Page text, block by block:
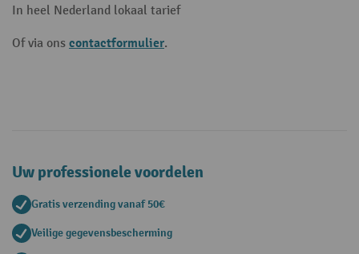
In heel Nederland lokaal tarief
Of via ons contactformulier.
Uw professionele voordelen
Gratis verzending vanaf 50€
Veilige gegevensbescherming